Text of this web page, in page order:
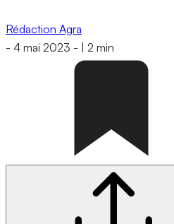
Rédaction Agra
- 4 mai 2023 - 2 min